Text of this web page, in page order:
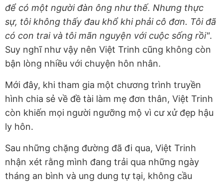
để có một người đàn ông như thế. Nhưng thực
sự, tôi không thấy đau khổ khi phải cô đơn. Tôi đã
có con trai và tôi mãn nguyện với cuộc sống rồi".
Suy nghĩ như vậy nên Việt Trinh cũng không còn
bận lòng nhiều với chuyện hôn nhân.
Mới đây, khi tham gia một chương trình truyền
hình chia sẻ về đề tài làm mẹ đơn thân, Việt Trinh
còn khiến mọi người ngưỡng mộ vì cư xử đẹp hậu
ly hôn.
Sau những chặng đường đã đi qua, Việt Trinh
nhận xét rằng mình đang trải qua những ngày
tháng an bình và ung dung tự tại, không cầu